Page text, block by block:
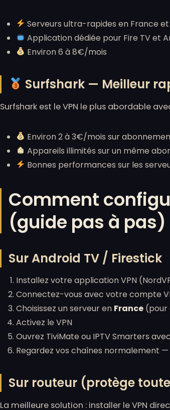
Serveurs ultra-rapides en France et
Application dédiée pour Fire TV et
Environ 6 à 8€/mois
Surfshark — Meilleur
Surfshark est le VPN le plus abordable
Environ 2 à 3€/mois sur
Appareils illimités sur un même
Bonnes performances sur les
Comment
(guide pas à pas)
Sur Android TV / Firestick
Installez votre application VPN
Connectez-vous avec votre compte
Choisissez un serveur en France (pour
Activez le VPN
Ouvrez TiviMate ou IPTV Smarters
Regardez vos chaînes normalement
Sur routeur (protège
La meilleure solution : installer le VPN